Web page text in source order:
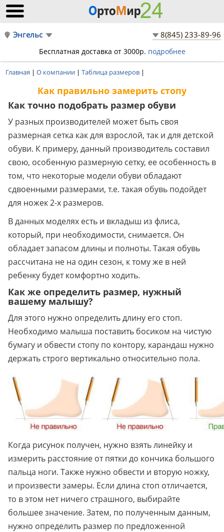
Энгельс 8(845) 233-89-96
Бесплатная доставка от 3000р. подробнее
Главная | О компании | Таблица размеров |
Как правильно замерить стопу
Как точно подобрать размер обуви
У разных производителей может быть своя
размерная сетка как для взрослой, так и для детской
обуви. К примеру, данный производитель составил
свою, особенную размерную сетку, ее особенность в
том, что некоторые модели обуви обладают
сдвоенными размерами, т.е. такая обувь подойдет
для ножек 2-х размеров.
В данных моделях есть и вкладыш из флиса,
который, при необходимости, снимается. Он
обладает запасом длины и полноты. Такая обувь
рассчитана не на один сезон, к тому же в ней
ребенку будет комфортно ходить.
Как же определить размер, нужный
вашему малышу?
Для этого нужно определить длину его стоп.
Необходимо малыша поставить босиком на чистую
бумагу и обвести стопу по контору, карандаш нужно
держать строго вертикально относительно пола.
Когда рисунок получен, нужно взять линейку и
измерить расстояние от пятки до кончика большого
пальца ноги. Также нужно обвести и вторую ножку,
и произвести замеры. Если длина стоп отличается,
то в этом нет ничего страшного, выбирайте
большее значение. Затем, по полученным данным,
нужно определить размер по предложенной